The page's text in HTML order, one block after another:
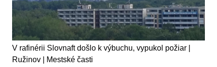
V rafinérii Slovnaft došlo k výbuchu, vypukol požiar |
Ružinov | Mestské časti